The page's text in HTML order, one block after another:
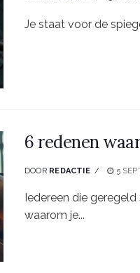
Je staat voor de
6 redenen
DOOR REDACTIE 5
Iedereen die
waarom je...